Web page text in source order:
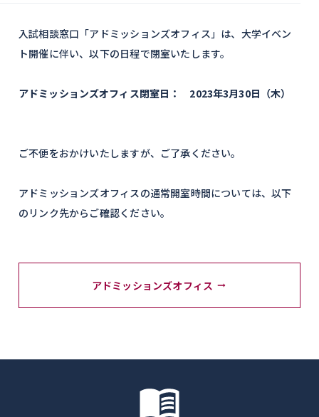
入試相談窓口「アドミッションズオフィス」は、大学イベン
ト開催に伴い、以下の日程で閉室いたします。
アドミッションズオフィス閉室日： 2023年3月30日（木）
ご不便をおかけいたしますが、ご了承ください。
アドミッションズオフィスの通常開室時間については、以下
のリンク先からご確認ください。
アドミッションズオフィス